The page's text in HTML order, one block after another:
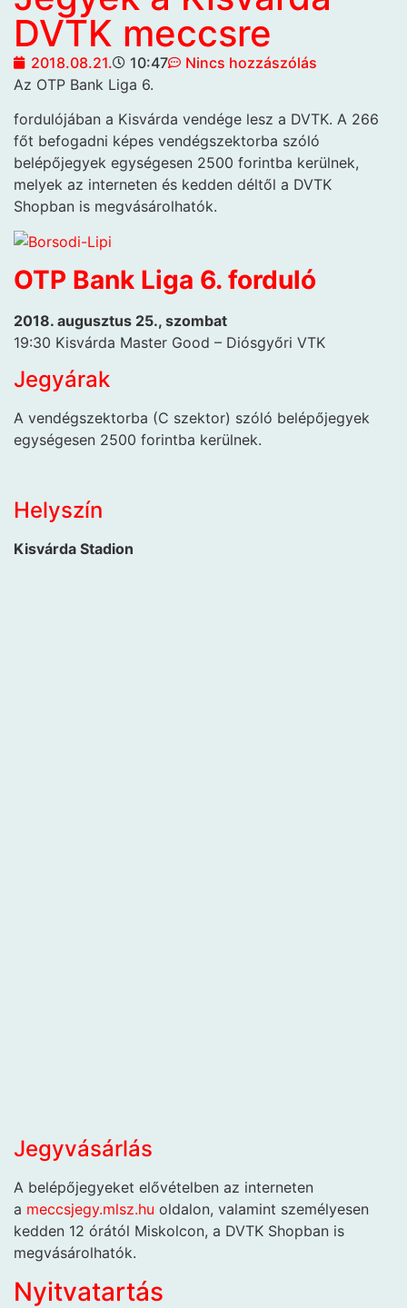
DVTK meccsre
2018.08.21. 10:47
Nincs hozzászólás
Az OTP Bank Liga 6.
fordulójában a Kisvárda vendége lesz a DVTK. A 266
főt befogadni képes vendégszektorba szóló
belépőjegyek egységesen 2500 forintba kerülnek,
melyek az interneten és kedden déltől a DVTK
Shopban is megvásárolhatók.
OTP Bank Liga 6. forduló
2018. augusztus 25., szombat
19:30 Kisvárda Master Good – Diósgyőri VTK
Jegyárak
A vendégszektorba (C szektor) szóló belépőjegyek
egységesen 2500 forintba kerülnek.
Helyszín
Kisvárda Stadion
Jegyvásárlás
A belépőjegyeket elővételben az interneten
a meccsjegy.mlsz.hu oldalon, valamint személyesen
kedden 12 órától Miskolcon, a DVTK Shopban is
megvásárolhatók.
Nyitvatartás